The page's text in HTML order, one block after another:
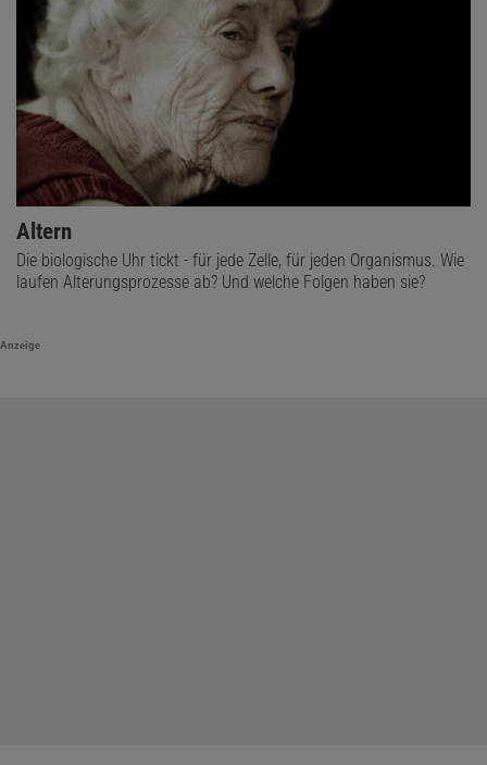
Altern
Die biologische Uhr tickt - für jede Zelle, für jeden Organismus. Wie
laufen Alterungsprozesse ab? Und welche Folgen haben sie?
Anzeige